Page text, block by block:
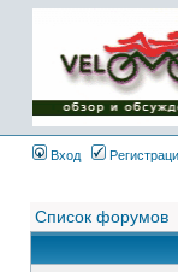
Вход
Список форумов